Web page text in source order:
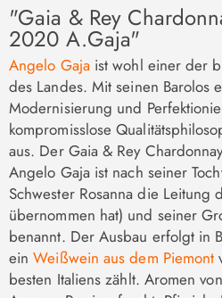
"Gaia & Rey
2020 A.Gaja"
Angelo Gajaist wohl einer der
des Landes. Mit seinen Barolos
Modernisierung und
kompromisslose
aus. Der Gaia & Rey
Angelo Gaja ist nach seiner
Schwester Rosanna die Leitung
übernommen hat) und seiner
benannt. Der Ausbau erfolgt in
einWeißwein aus dem Piemont
besten Italiens zählt. Aromen